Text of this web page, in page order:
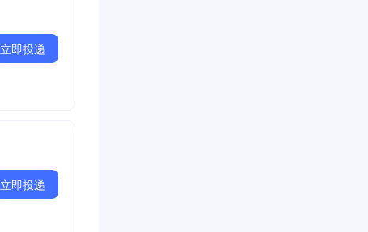
立即投递
立即投递